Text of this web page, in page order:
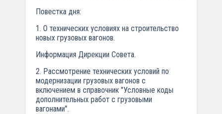
Повестка дня:
1. О технических условиях на строительство
новых грузовых вагонов.
Информация Дирекции Совета.
2. Рассмотрение технических условий по
модернизации грузовых вагонов с
включением в справочник "Условные коды
дополнительных работ с грузовыми
вагонами".